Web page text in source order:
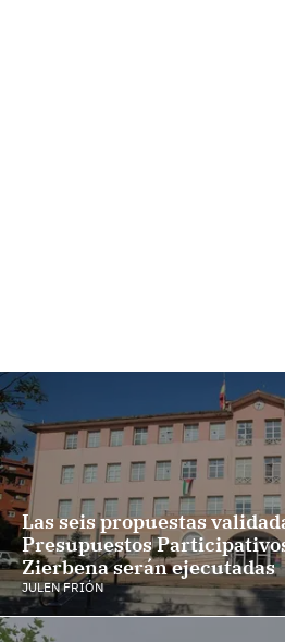
Las seis propuestas
Presupuestos
Zierbena serán ejecutadas
JULEN FRIÓN